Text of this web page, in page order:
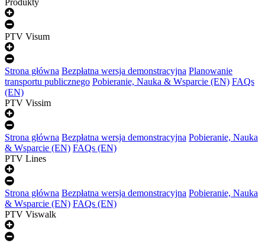
Produkty
PTV Visum
Strona główna Bezpłatna wersja demonstracyjna Planowanie
transportu publicznego Pobieranie, Nauka & Wsparcie (EN) FAQs
(EN)
PTV Vissim
Strona główna Bezpłatna wersja demonstracyjna Pobieranie, Nauka
& Wsparcie (EN) FAQs (EN)
PTV Lines
Strona główna Bezpłatna wersja demonstracyjna Pobieranie, Nauka
& Wsparcie (EN) FAQs (EN)
PTV Viswalk